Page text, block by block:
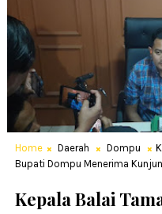
Home Daerah Dompu
Bupati Dompu Menerima
Kepala Balai